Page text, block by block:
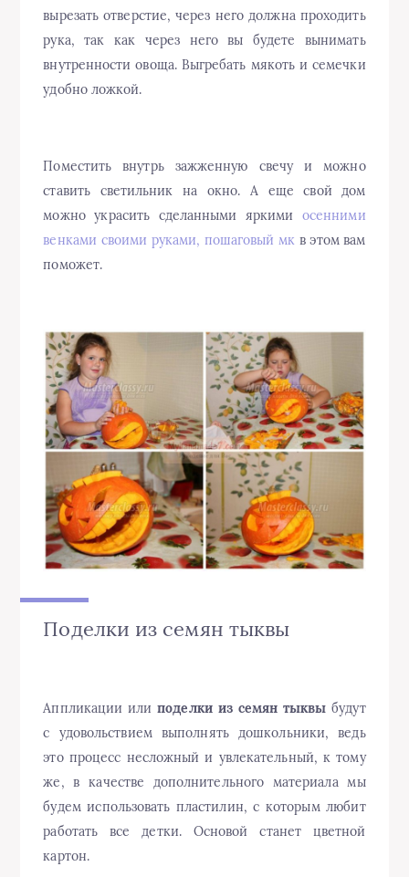
вырезать отверстие, через него должна проходить
рука, так как через него вы будете вынимать
внутренности овоща. Выгребать мякоть и семечки
удобно ложкой.
Поместить внутрь зажженную свечу и можно
ставить светильник на окно. А еще свой дом
можно украсить сделанными яркими осенними
венками своими руками, пошаговый мк в этом вам
поможет.
Поделки из семян тыквы
Аппликации илиподелки из семян тыквы будут
с удовольствием выполнять дошкольники, ведь
это процесс несложный и увлекательный, к тому
же, в качестве дополнительного материала мы
будем использовать пластилин, с которым любит
работать все детки. Основой станет цветной
картон.